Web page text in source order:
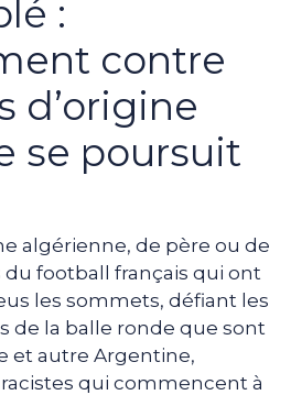
:
contre
d’origine
se poursuit
algérienne, de père ou de
football français qui ont
les sommets, défiant les
de la balle ronde que sont
et autre Argentine,
qui commencent à